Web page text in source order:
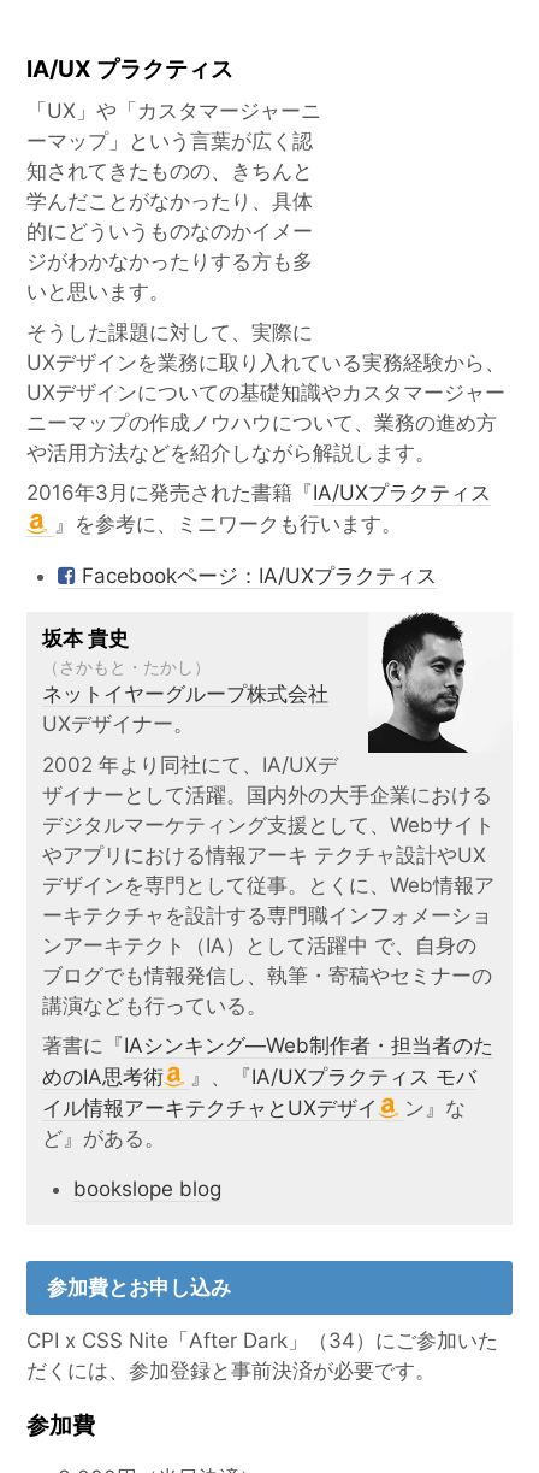
IA/UX プラクティス
「UX」や「カスタマージャーニ
ーマップ」という言葉が広く認
知されてきたものの、きちんと
学んだことがなかったり、具体
的にどういうものなのかイメー
ジがわかなかったりする方も多
いと思います。
そうした課題に対して、実際に
UXデザインを業務に取り入れている実務経験から、
UXデザインについての基礎知識やカスタマージャー
ニーマップの作成ノウハウについて、業務の進め方
や活用方法などを紹介しながら解説します。
2016年3月に発売された書籍『IA/UXプラクティス
』を参考に、ミニワークも行います。
Facebookページ：IA/UXプラクティス
坂本 貴史
（さかもと・たかし）
ネットイヤーグループ株式会社
UXデザイナー。
2002 年より同社にて、IA/UXデ
ザイナーとして活躍。国内外の大手企業における
デジタルマーケティング支援として、Webサイト
やアプリにおける情報アーキ テクチャ設計やUX
デザインを専門として従事。とくに、Web情報ア
ーキテクチャを設計する専門職インフォメーショ
ンアーキテクト（IA）として活躍中 で、自身の
ブログでも情報発信し、執筆・寄稿やセミナーの
講演なども行っている。
著書に『IAシンキング―Web制作者・担当者のた
めのIA思考術
』、『IA/UXプラクティス モバ
イル情報アーキテクチャとUXデザイ
ン』な
ど』がある。
bookslope blog
参加費とお申し込み
CPI x CSS Nite「After Dark」（34）にご参加いた
だくには、参加登録と事前決済が必要です。
参加費